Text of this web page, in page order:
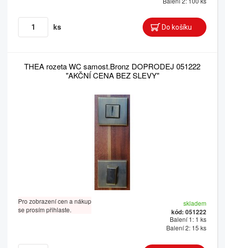
ks
THEA rozeta WC samost.Bronz DOPRODEJ 051222
"AKČNÍ CENA BEZ SLEVY"
Pro zobrazení cen a nákup
se prosím přihlaste.
skladem
kód: 051222
Balení 1: 1 ks
Balení 2: 15 ks